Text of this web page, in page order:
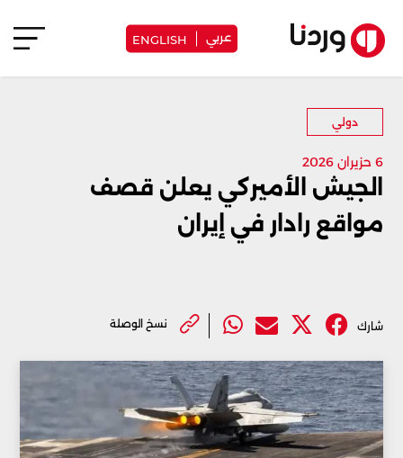
عربي ENGLISH
دولي
6 حزيران 2026
الجيش الأميركي يعلن قصف
مواقع رادار في إيران
شارك نسخ الوصلة